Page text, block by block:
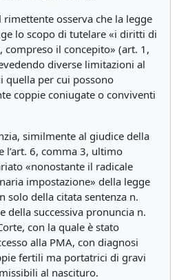
rimettente osserva che la legge
lo scopo di tutelare «i diritti di
il concepito» (art. 1,
diverse limitazioni al
quella per cui possono
coppie coniugate o conviventi
similmente al giudice della
l’art. 6, comma 3, ultimo
«nonostante il radicale
impostazione» della legge
solo della citata sentenza n.
della successiva pronuncia n.
con la quale è stato
alla PMA, con diagnosi
fertili ma portatrici di gravi
al nascituro.